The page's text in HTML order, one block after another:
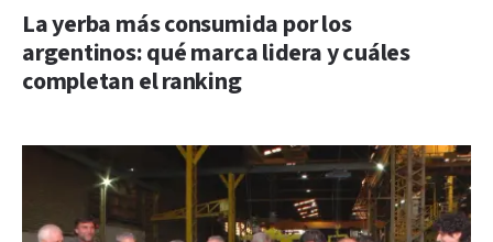
La yerba más consumida por los
argentinos: qué marca lidera y cuáles
completan el ranking